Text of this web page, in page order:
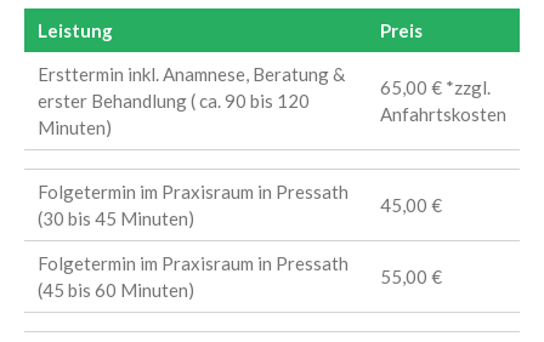
Leistung
Preis
Ersttermin inkl. Anamnese, Beratung &
erster Behandlung ( ca. 90 bis 120
Minuten)
65,00 € *zzgl.
Anfahrtskosten
Folgetermin im Praxisraum in Pressath
(30 bis 45 Minuten)
45,00 €
Folgetermin im Praxisraum in Pressath
(45 bis 60 Minuten)
55,00 €